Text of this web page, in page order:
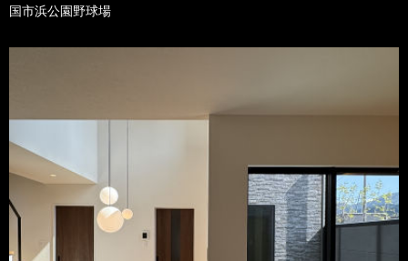
国市浜公園野球場